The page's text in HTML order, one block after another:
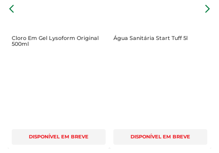
Cloro Em Gel Lysoform Original
500ml
DISPONÍVEL EM BREVE
Água Sanitária Start Tuff 5l
DISPONÍVEL EM BREVE